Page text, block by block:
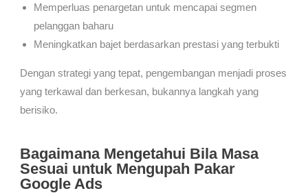
Memperluas penargetan untuk mencapai segmen
pelanggan baharu
Meningkatkan bajet berdasarkan prestasi yang terbukti
Dengan strategi yang tepat, pengembangan menjadi proses
yang terkawal dan berkesan, bukannya langkah yang
berisiko.
Bagaimana Mengetahui Bila Masa
Sesuai untuk Mengupah Pakar
Google Ads